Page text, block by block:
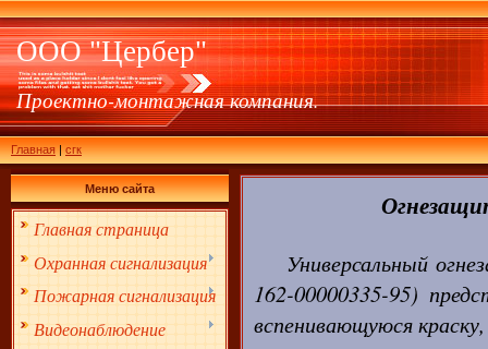
ООО "Цербер"
Проектно-монтажная компания.
Главная|сгк
Меню сайта
Главная страница
Охранная сигнализация
Пожарная сигнализация
Видеонаблюдение
Универсальный
162-00000335-95)
вспенивающуюся